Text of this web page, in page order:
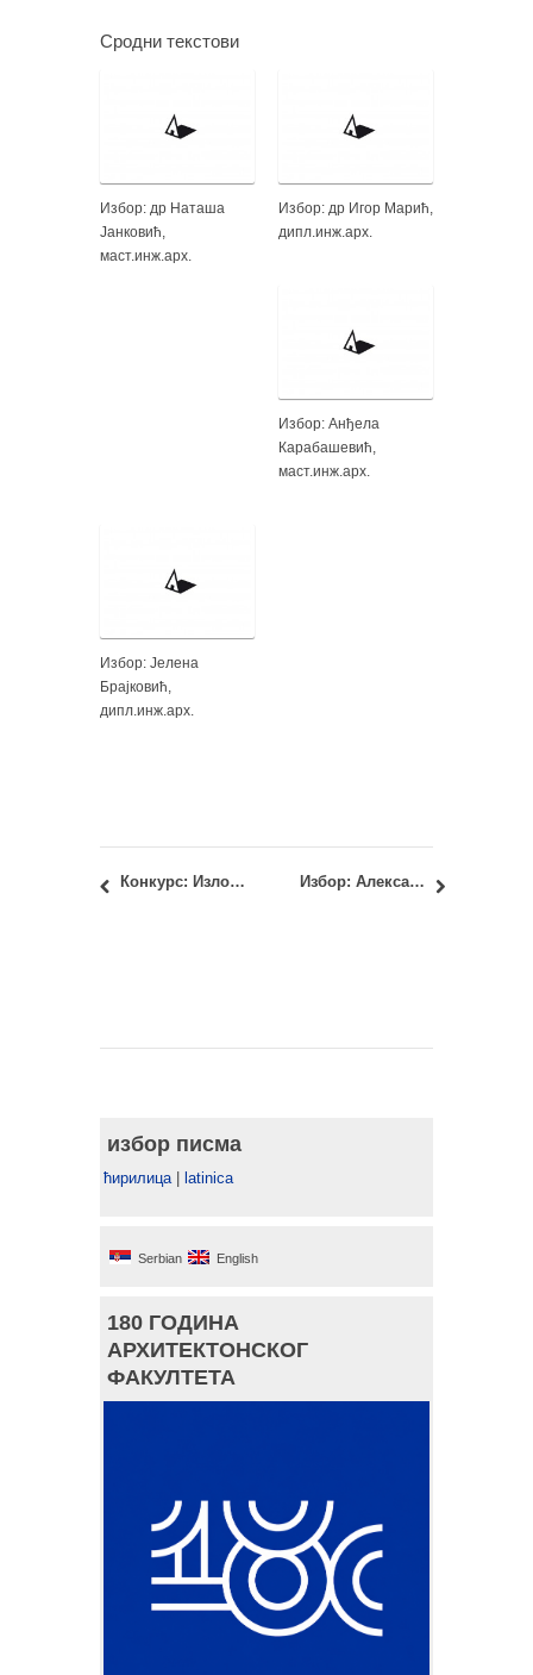
Сродни текстови
Избор: др Наташа
Јанковић,
маст.инж.арх.
Избор: др Игор Марић,
дипл.инж.арх.
Избор: Анђела
Карабашевић,
маст.инж.арх.
Избор: Јелена
Брајковић,
дипл.инж.арх.
Конкурс: Изложба радова поводом Дана планете Земље – 22. април 2015. Избор: Александра Ђорђевић, маст.инж.арх. и Филип Петровић, маст.инж.арх.
избор писма
ћирилица| latinica
Serbian English
180 ГОДИНА
АРХИТЕКТОНСКОГ
ФАКУЛТЕТА